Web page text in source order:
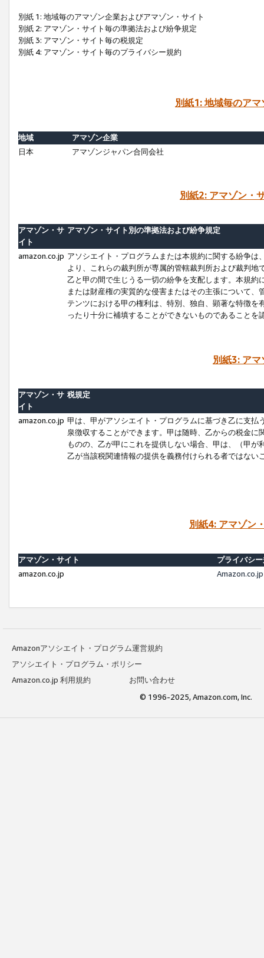
別紙 1: 地域毎のアマゾン企業およびアマゾン・サイト
別紙 2: アマゾン・サイト毎の準拠法および紛争規定
別紙 3: アマゾン・サイト毎の税規定
別紙 4: アマゾン・サイト毎のプライバシー規約
別紙1: 地域毎のア
地域
アマゾン企業
日本
アマゾンジャパン合同会社
別紙2: アマゾン・
アマゾン・サ
イト
アマゾン・サイト別の準拠法および紛争規定
amazon.co.jp アソシエイト・プログラムまたは本規約に関する紛争
より、これらの裁判所が専属的管轄裁判所および裁判
乙と甲の間で生じうる一切の紛争を支配します。本規
または財産権の実質的な侵害またはその主張について
テンツにおける甲の権利は、特別、独自、顕著な特徴
ったり十分に補填することができないものであることを
別紙3: ア
アマゾン・サ
イト
税規定
amazon.co.jp 甲は、甲がアソシエイト・プログラムに基づき乙に支
泉徴収することができます。甲は随時、乙からの税金
ものの、乙が甲にこれを提供しない場合、甲は、（甲
乙が当該税関連情報の提供を義務付けられる者ではな
別紙4: アマゾン
アマゾン・サイト
プライバシ
amazon.co.jp
Amazonアソシエイト・プログラム運営規約
アソシエイト・プログラム・ポリシー
Amazon.co.jp 利用規約
お問い合わせ
© 1996-2025, Amazon.com, Inc.